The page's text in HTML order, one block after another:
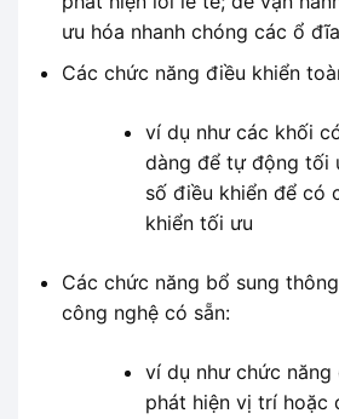
ưu hóa nhanh chóng các ổ
Các chức năng điều khiển
ví dụ như các khối
dàng để tự động tối
số điều khiển để có
khiển tối ưu
Các chức năng bổ sung
công nghệ có sẵn:
ví dụ như chức
phát hiện vị trí hoặc